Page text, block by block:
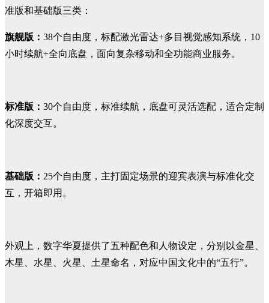
准版和基础版三类：
旗舰版： 38个自由度，标配激光雷达+多目视觉感知系统，10
小时续航+全向底盘，面向复杂移动和全功能商业服务。
标准版： 30个自由度，标准续航，底盘可灵活选配，适合定制
化深度交互。
基础版： 25个自由度，主打固定场景的迎宾表演与标准化交
互，开箱即用。
外观上，数字华夏提供了五种配色和人物设定，分别以金星、
木星、水星、火星、土星命名，对应中国文化中的“五行”。